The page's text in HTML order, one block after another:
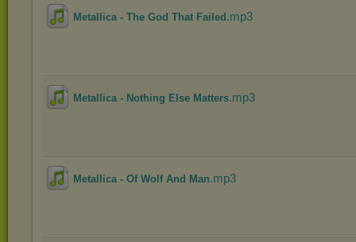
Metallica - The God That Failed .mp3
Metallica - Nothing Else Matters.mp3
Metallica - Of Wolf And Man.mp3